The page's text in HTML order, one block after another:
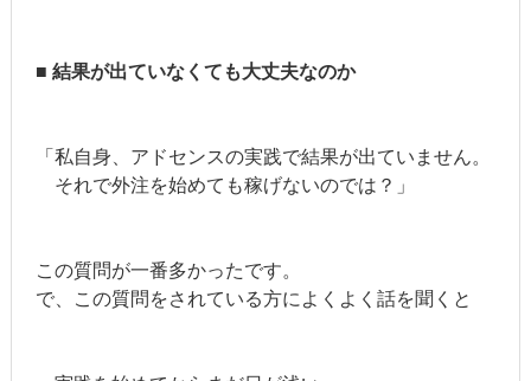
■ 結果が出ていなくても大丈夫なのか
「私自身、アドセンスの実践で結果が出ていません。
それで外注を始めても稼げないのでは？」
この質問が一番多かったです。
で、この質問をされている方によくよく話を聞くと